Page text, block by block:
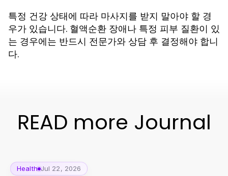
특정 건강 상태에 따라 마사지를 받지 말아야 할 경
우가 있습니다. 혈액순환 장애나 특정 피부 질환이 있
는 경우에는 반드시 전문가와 상담 후 결정해야 합니
다.
READ more Journal
Health Jul 22, 2026